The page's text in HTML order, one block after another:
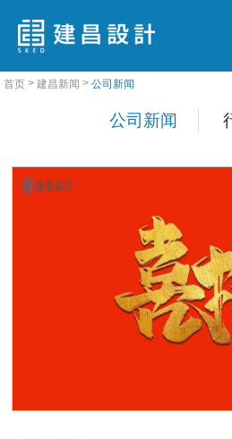
首页 >建昌新闻 >公司新闻
公司新闻